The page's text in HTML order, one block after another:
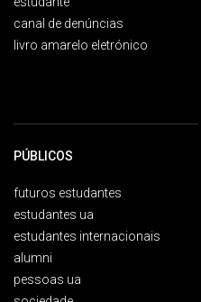
canal de denúncias
livro amarelo eletrónico
PÚBLICOS
futuros estudantes
estudantes ua
estudantes internacionais
alumni
pessoas ua